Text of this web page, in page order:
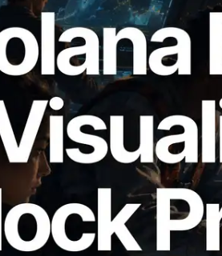
Solana Block
— Slot Başına Blok
Görevli Doğrulayıcı